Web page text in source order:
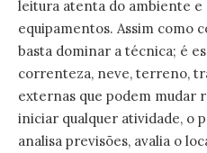
leitura atenta do ambiente e
equipamentos. Assim como
basta dominar a técnica; é
correnteza, neve, terreno,
externas que podem mudar
iniciar qualquer atividade, o
analisa previsões, avalia o